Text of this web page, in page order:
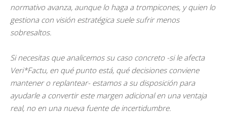
normativo avanza, aunque lo haga a trompicones, y quien lo
gestiona con visión estratégica suele sufrir menos
sobresaltos.
Si necesitas que analicemos su caso concreto -si le afecta
Veri*Factu, en qué punto está, qué decisiones conviene
mantener o replantear- estamos a su disposición para
ayudarle a convertir este margen adicional en una ventaja
real, no en una nueva fuente de incertidumbre.